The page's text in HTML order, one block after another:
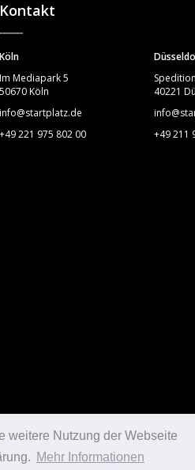
weitere Nutzung der Webseite
Mehr Informationen
Kontakt
Köln
Im Mediapark 5
50670 Köln
info@startplatz.de
+49 221 975 802 00
40221
+49 211